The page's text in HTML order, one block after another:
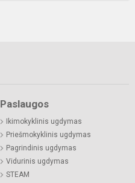
Paslaugos
Ikimokyklinis ugdymas
Priešmokyklinis ugdymas
Pagrindinis ugdymas
Vidurinis ugdymas
STEAM